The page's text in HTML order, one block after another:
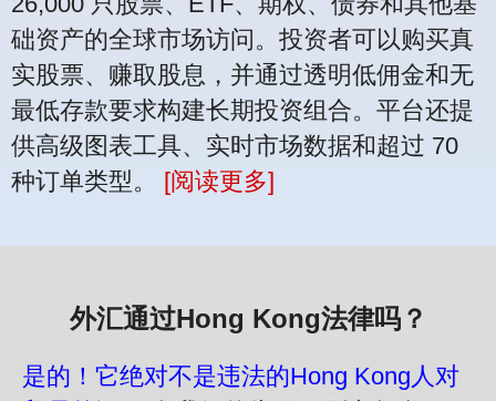
础资产的全球市场访问。投资者可以购买真
实股票、赚取股息，并通过透明低佣金和无
最低存款要求构建长期投资组合。平台还提
供高级图表工具、实时市场数据和超过 70
种订单类型。 [阅读更多]
外汇通过Hong Kong法律吗？
是的！它绝对不是违法的Hong Kong人对